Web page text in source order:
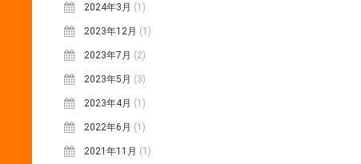
2024年3月 (1)
2023年12月 (1)
2023年7月 (2)
2023年5月 (3)
2023年4月 (1)
2022年6月 (1)
2021年11月 (1)